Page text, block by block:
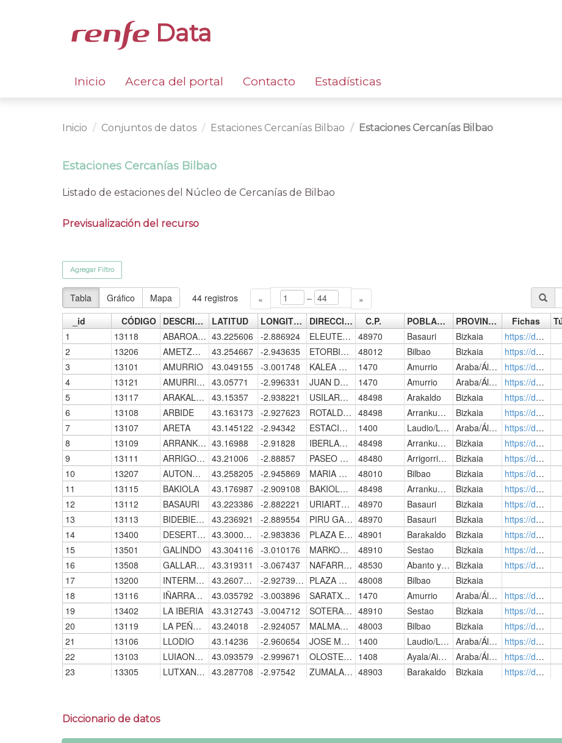
Data
Inicio Acerca del portal Contacto Estadísticas
Inicio Conjuntos de datos Estaciones Cercanías Bilbao Estaciones Cercanías Bilbao
Estaciones Cercanías Bilbao
Listado de estaciones del Núcleo de Cercanías de Bilbao
Previsualización del recurso
Agregar Filtro
Diccionario de datos